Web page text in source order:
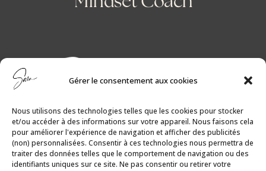
Gérer le consentement aux cookies
Nous utilisons des technologies telles que les cookies pour stocker
et/ou accéder à des informations sur votre appareil. Nous faisons cela
pour améliorer l'expérience de navigation et afficher des publicités
(non) personnalisées. Consentir à ces technologies nous permettra de
traiter des données telles que le comportement de navigation ou des
identifiants uniques sur ce site. Ne pas consentir ou retirer votre